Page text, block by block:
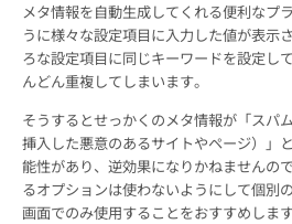
メタ情報を自動生成してくれる便利なプ
うに様々な設定項目に入力した値が表示
ろな設定項目に同じキーワードを設定し
んどん重複してしまいます。
そうするとせっかくのメタ情報が「スパ
挿入した悪意のあるサイトやページ）」
能性があり、逆効果になりかねませんの
るオプションは使わないようにして個別
画面でのみ使用することをおすすめします